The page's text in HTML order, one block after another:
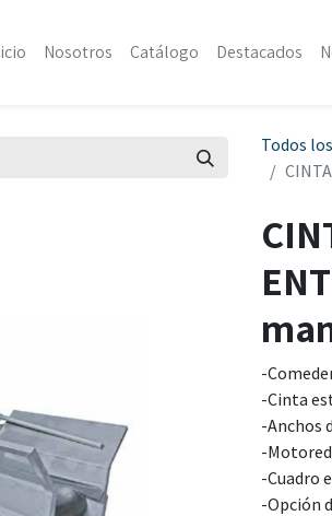
Nosotros Catálogo Destacados
Todos
-
-Cinta
-Anchos
-
-Cuadro
-Opción